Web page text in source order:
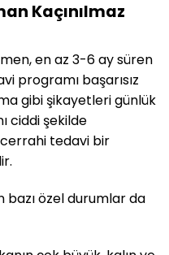
Kaçınılmaz
en az 3-6 ay süren
programı başarısız
gibi şikayetleri günlük
ciddi şekilde
tedavi bir
bazı özel durumlar da